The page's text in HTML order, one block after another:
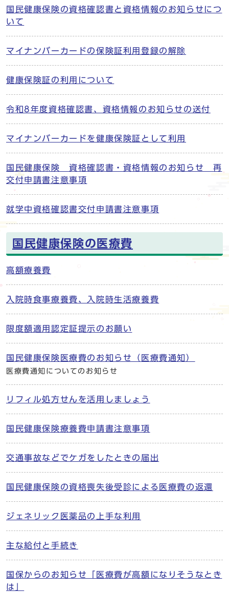
国民健康保険の資格確認書と資格情報のお知らせにつ
いて
マイナンバーカードの保険証利用登録の解除
健康保険証の利用について
令和8年度資格確認書、資格情報のお知らせの送付
マイナンバーカードを健康保険証として利用
国民健康保険 資格確認書・資格情報のお知らせ 再
交付申請書注意事項
就学中資格確認書交付申請書注意事項
国民健康保険の医療費
高額療養費
入院時食事療養費、入院時生活療養費
限度額適用認定証提示のお願い
国民健康保険医療費のお知らせ（医療費通知）
医療費通知についてのお知らせ
リフィル処方せんを活用しましょう
国民健康保険療養費申請書注意事項
交通事故などでケガをしたときの届出
国民健康保険の資格喪失後受診による医療費の返還
ジェネリック医薬品の上手な利用
主な給付と手続き
国保からのお知らせ「医療費が高額になりそうなとき
は」